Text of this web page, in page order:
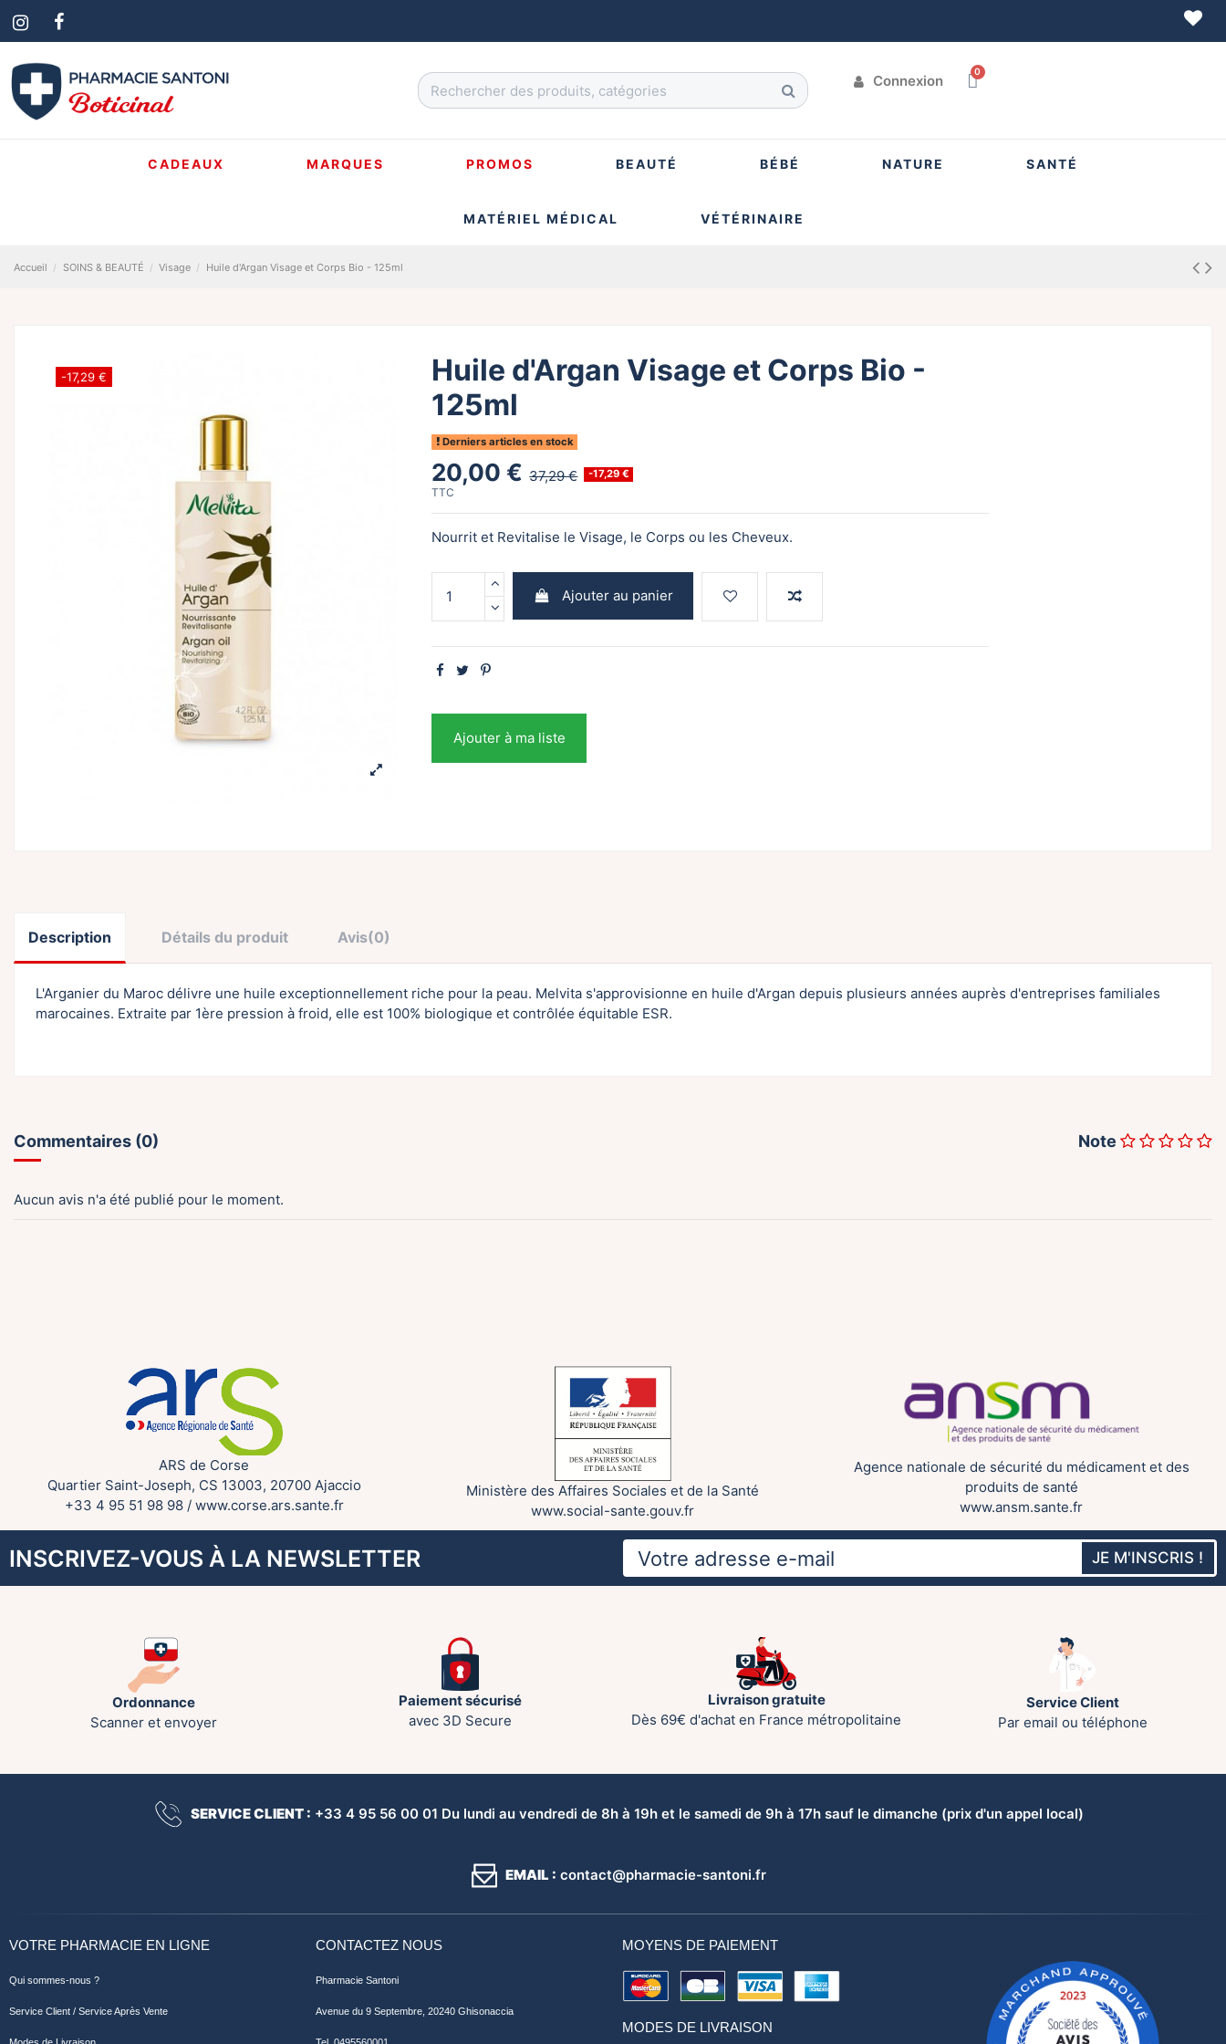
Connexion
CADEAUX MARQUES PROMOS BEAUTÉ BÉBÉ NATURE SANTÉ
MATÉRIEL MÉDICAL VÉTÉRINAIRE
Accueil SOINS & BEAUTÉ Visage Huile d'Argan Visage et Corps Bio - 125ml
-17,29 €
Huile d'Argan Visage et Corps Bio -
125ml
Derniers articles en stock
20,00 € 37,29 € -17,29 €
TTC
Nourrit et Revitalise le Visage, le Corps ou les Cheveux.
Ajouter au panier
Ajouter à ma liste
Description Détails du produit Avis(0)
L'Arganier du Maroc délivre une huile exceptionnellement riche pour la peau. Melvita s'approvisionne en huile d'Argan depuis plusieurs années auprès d'entreprises familiales
marocaines. Extraite par 1ère pression à froid, elle est 100% biologique et contrôlée équitable ESR.
Note
Commentaires (0)
Aucun avis n'a été publié pour le moment.
ARS de Corse
Quartier Saint-Joseph, CS 13003, 20700 Ajaccio
+33 4 95 51 98 98/ www.corse.ars.sante.fr
Ministère des Affaires Sociales et de la Santé
www.social-sante.gouv.fr
Agence nationale de sécurité du médicament et des
produits de santé
www.ansm.sante.fr
INSCRIVEZ-VOUS À LA NEWSLETTER JE M'INSCRIS !
Ordonnance
Scanner et envoyer
Paiement sécurisé
avec 3D Secure
Livraison gratuite
Dès 69€ d'achat en France métropolitaine
Service Client
Par email ou téléphone
SERVICE CLIENT : +33 4 95 56 00 01 Du lundi au vendredi de 8h à 19h et le samedi de 9h à 17h sauf le dimanche (prix d'un appel local)
EMAIL : contact@pharmacie-santoni.fr
VOTRE PHARMACIE EN LIGNE
Qui sommes-nous ?
Service Client / Service Après Vente
CONTACTEZ NOUS
Pharmacie Santoni
Avenue du 9 Septembre, 20240 Ghisonaccia
MOYENS DE PAIEMENT
MODES DE LIVRAISON